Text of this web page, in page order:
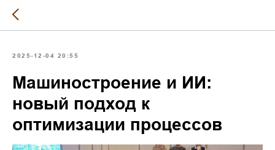
2025-12-04 20:55
Машиностроение и ИИ:
новый подход к
оптимизации процессов